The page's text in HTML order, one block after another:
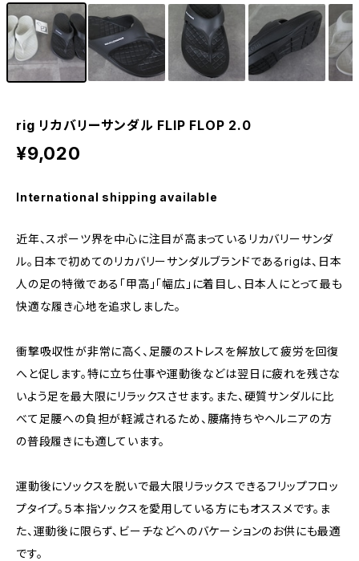
rig リカバリーサンダル FLIP FLOP 2.0
¥9,020
International shipping available
近年、スポーツ界を中心に注目が高まっているリカバリーサンダ
ル。日本で初めてのリカバリーサンダルブランドであるrigは、日本
人の足の特徴である「甲高」「幅広」に着目し、日本人にとって最も
快適な履き心地を追求しました。
衝撃吸収性が非常に高く、足腰のストレスを解放して疲労を回復
へと促します。特に立ち仕事や運動後などは翌日に疲れを残さな
いよう足を最大限にリラックスさせます。また、硬質サンダルに比
べて足腰への負担が軽減されるため、腰痛持ちやヘルニアの方
の普段履きにも適しています。
運動後にソックスを脱いで最大限リラックスできるフリップフロッ
プタイプ。５本指ソックスを愛用している方にもオススメです。ま
た、運動後に限らず、ビーチなどへのバケーションのお供にも最適
です。